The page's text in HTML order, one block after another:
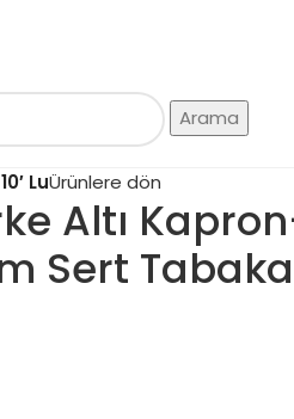
Arama
LuÜrünlere dön
Altı
Sert